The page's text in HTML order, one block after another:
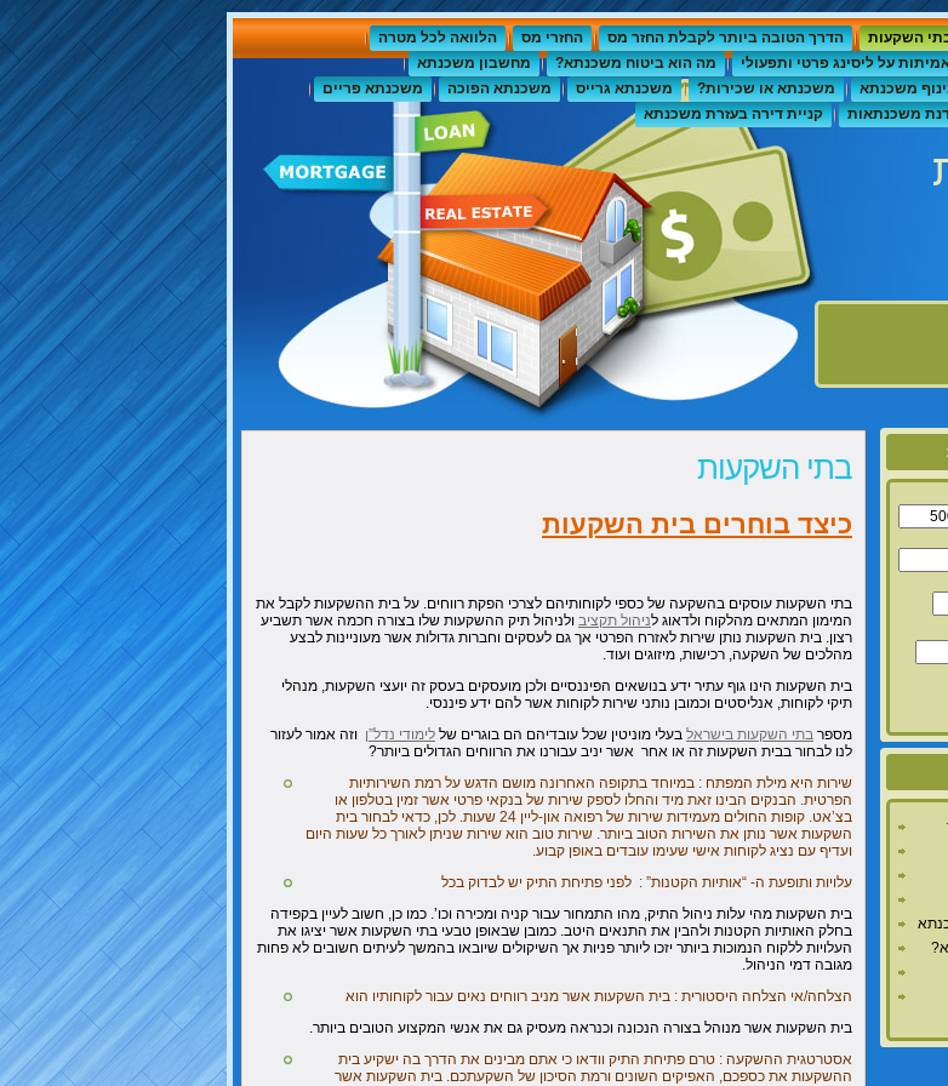
השקעות הדרך הטובה ביותר לקבלת החזר מס החזרי מס
הלוואה לכל מטרה
על ליסינג פרטי ותפעולי מה הוא ביטוח משכנתא?
מחשבון משכנתא
משכנתא משכנתא או שכירות? משכנתא גרייס משכנתא הפוכה
משכנתא פריים
משכנתאות קניית דירה בעזרת משכנתא
בתי השקעות
כיצד בוחרים בית השקעות
בתי השקעות עוסקים בהשקעה של כספי לקוחותיהם לצרכי הפקת רווחים. על בית ההשקעות לקבל את
המימון המתאים מהלקוח ולדאוג לניהול תקציב ולניהול תיק ההשקעות שלו בצורה חכמה אשר תשביע
רצון. בית השקעות נותן שירות לאזרח הפרטי אך גם לעסקים וחברות גדולות אשר מעוניינות לבצע
מהלכים של השקעה, רכישות, מיזוגים ועוד.
בית השקעות הינו גוף עתיר ידע בנושאים הפיננסיים ולכן מועסקים בעסק זה יועצי השקעות, מנהלי
תיקי לקוחות, אנליסטים וכמובן נותני שירות לקוחות אשר להם ידע פיננסי.
מספר בתי השקעות בישראל בעלי מוניטין שכל עובדיהם הם בוגרים של לימודי נדל”ן וזה אמור לעזור
לנו לבחור בבית השקעות זה או אחר אשר יניב עבורנו את הרווחים הגדולים ביותר?
שירות היא מילת המפתח : במיוחד בתקופה האחרונה מושם הדגש על רמת השירותיות
הפרטית. הבנקים הבינו זאת מיד והחלו לספק שירות של בנקאי פרטי אשר זמין בטלפון או
בצ’אט. קופות החולים מעמידות שירות של רפואה און-ליין 24 שעות. לכן, כדאי לבחור בית
השקעות אשר נותן את השירות הטוב ביותר. שירות טוב הוא שירות שניתן לאורך כל שעות היום
ועדיף עם נציג לקוחות אישי שעימו עובדים באופן קבוע.
עלויות ותופעת ה- “אותיות הקטנות” : לפני פתיחת התיק יש לבדוק בכל
בית השקעות מהי עלות ניהול התיק, מהו התמחור עבור קניה ומכירה וכו’. כמו כן, חשוב לעיין בקפידה
בחלק האותיות הקטנות ולהבין את התנאים היטב. כמובן שבאופן טבעי בתי השקעות אשר יציגו את
העלויות ללקוח הנמוכות ביותר יזכו ליותר פניות אך השיקולים שיובאו בהמשך לעיתים חשובים לא פחות
מגובה דמי הניהול.
הצלחה/אי הצלחה היסטורית : בית השקעות אשר מניב רווחים נאים עבור לקוחותיו הוא
בית השקעות אשר מנוהל בצורה הנכונה וכנראה מעסיק גם את אנשי המקצוע הטובים ביותר.
אסטרטגית ההשקעה : טרם פתיחת התיק וודאו כי אתם מבינים את הדרך בה ישקיע בית
ההשקעות את כספכם, האפיקים השונים ורמת הסיכון של השקעתכם. בית השקעות אשר